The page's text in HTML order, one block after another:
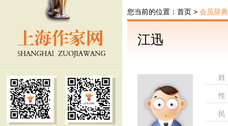
您当前的位置： 首页 > 会员辞典
江迅